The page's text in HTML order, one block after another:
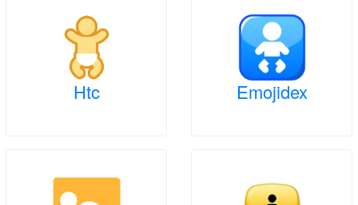
Emojidex
Htc